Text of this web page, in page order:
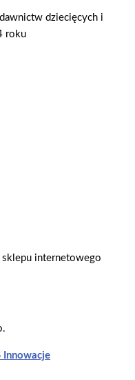
dziecięcych i
roku
sklepu internetowego
Innowacje